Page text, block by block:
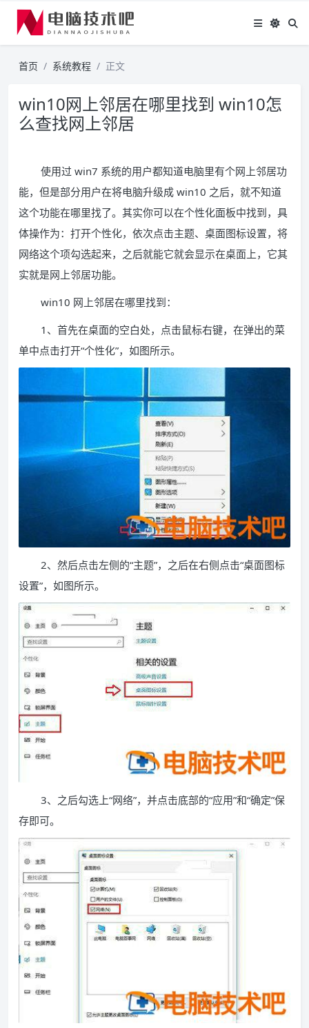
首页 系统教程 正文
win10网上邻居在哪里找到 win10怎
么查找网上邻居
使用过 win7 系统的用户都知道电脑里有个网上邻居功
能，但是部分用户在将电脑升级成 win10 之后，就不知道
这个功能在哪里找了。其实你可以在个性化面板中找到，具
体操作为：打开个性化，依次点击主题、桌面图标设置，将
网络这个项勾选起来，之后就能它就会显示在桌面上，它其
实就是网上邻居功能。
win10 网上邻居在哪里找到：
1、首先在桌面的空白处，点击鼠标右键，在弹出的菜
单中点击打开“个性化”，如图所示。
2、然后点击左侧的“主题”，之后在右侧点击“桌面图标
设置”，如图所示。
3、之后勾选上“网络”，并点击底部的“应用”和“确定”保
存即可。